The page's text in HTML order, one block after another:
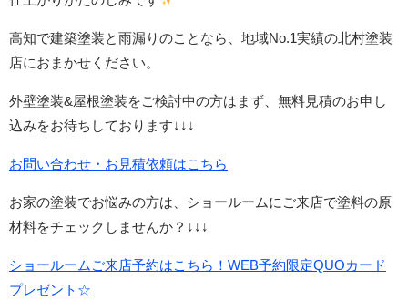
高知で建築塗装と雨漏りのことなら、地域No.1実績の北村塗装
店におまかせください。
外壁塗装&屋根塗装をご検討中の方はまず、無料見積のお申し
込みをお待ちしております↓↓↓
お問い合わせ・お見積依頼はこちら
お家の塗装でお悩みの方は、ショールームにご来店で塗料の原
材料をチェックしませんか？↓↓↓
ショールームご来店予約はこちら！WEB予約限定QUOカード
プレゼント☆